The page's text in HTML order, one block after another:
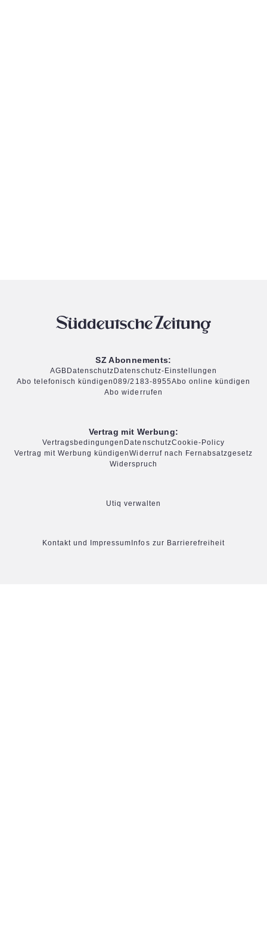
SZ Abonnements:
AGB Datenschutz Datenschutz-Einstellungen
Abo telefonisch kündigen089/2183-8955Abo online kündigen
Abo widerrufen
Vertrag mit Werbung:
Vertragsbedingungen DatenschutzCookie-Policy
Vertrag mit Werbung kündigenWiderruf nach Fernabsatzgesetz
Widerspruch
Utiq verwalten
Kontakt und Impressum Infos zur Barrierefreiheit